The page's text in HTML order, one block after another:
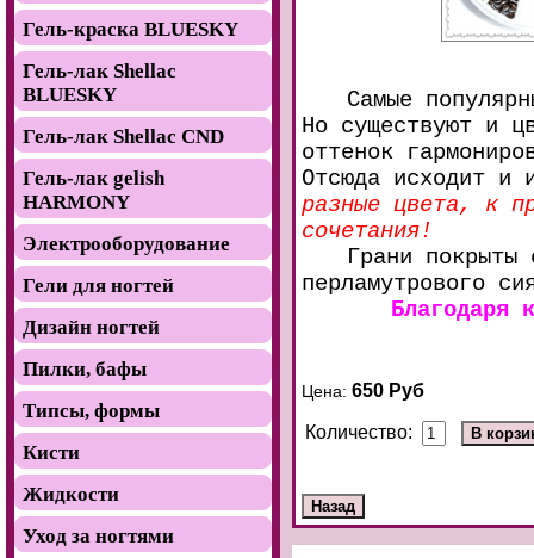
Гель-краска BLUESKY
Гель-лак Shellac
BLUESKY
Гель-лак Shellac CND
Гель-лак gelish
HARMONY
Электрооборудование
Гели для ногтей
Дизайн ногтей
Пилки, бафы
Типсы, формы
Кисти
Жидкости
Уход за ногтями
Самые
Но существуют и
оттенок
Отсюда исходит и
разные цвета, к
сочетания!
Грани покрыты
перламутрового
Благодаря
Цена: 650 Руб
Количество: